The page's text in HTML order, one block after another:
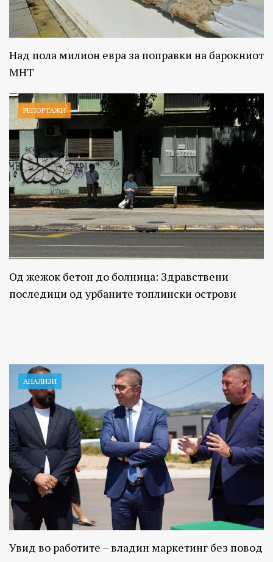
Над пола милион евра за поправки на барокниот
МНТ
РЕПОРТАЖИ
Од жежок бетон до болница: Здравствени
последици од урбаните топлински острови
АНАЛИЗИ
Увид во работите – владин маркетинг без повод